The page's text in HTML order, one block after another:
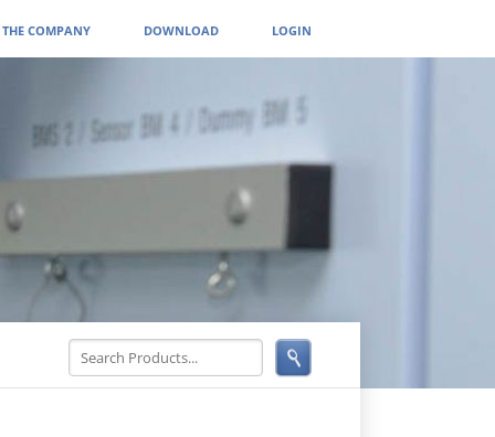
THE COMPANY DOWNLOAD LOGIN